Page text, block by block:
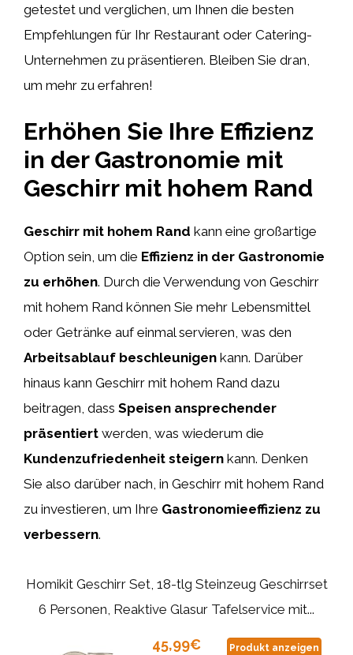
getestet und verglichen, um Ihnen die besten
Empfehlungen für Ihr Restaurant oder Catering-
Unternehmen zu präsentieren. Bleiben Sie dran,
um mehr zu erfahren!
Erhöhen Sie Ihre Effizienz
in der Gastronomie mit
Geschirr mit hohem Rand
Geschirr mit hohem Rand kann eine großartige
Option sein, um die Effizienz in der Gastronomie
zu erhöhen. Durch die Verwendung von Geschirr
mit hohem Rand können Sie mehr Lebensmittel
oder Getränke auf einmal servieren, was den
Arbeitsablauf beschleunigen kann. Darüber
hinaus kann Geschirr mit hohem Rand dazu
beitragen, dass Speisen ansprechender
präsentiert werden, was wiederum die
Kundenzufriedenheit steigern kann. Denken
Sie also darüber nach, in Geschirr mit hohem Rand
zu investieren, um Ihre Gastronomieeffizienz zu
verbessern.
Homikit Geschirr Set, 18-tlg Steinzeug Geschirrset
6 Personen, Reaktive Glasur Tafelservice mit...
45,99€ Produkt anzeigen